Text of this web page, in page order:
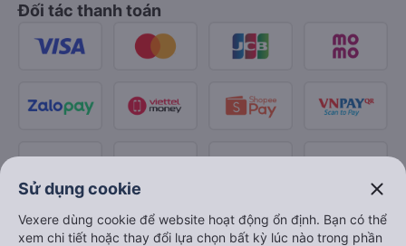
Đối tác thanh toán
Sử dụng cookie close
Vexere dùng cookie để website hoạt động ổn định. Bạn có thể
xem chi tiết hoặc thay đổi lựa chọn bất kỳ lúc nào trong phần